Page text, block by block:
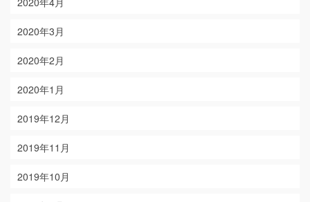
2020年3月
2020年2月
2020年1月
2019年12月
2019年11月
2019年10月